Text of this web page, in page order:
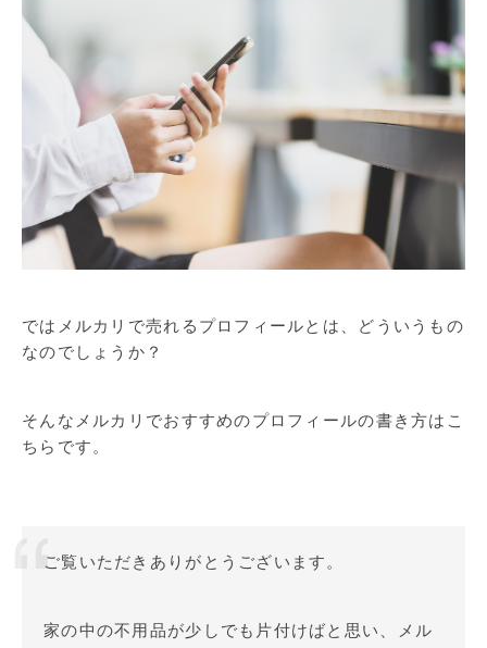
ではメルカリで売れるプロフィールとは、どういうもの
なのでしょうか？
そんなメルカリでおすすめのプロフィールの書き方はこ
ちらです。
ご覧いただきありがとうございます。
家の中の不用品が少しでも片付けばと思い、メル